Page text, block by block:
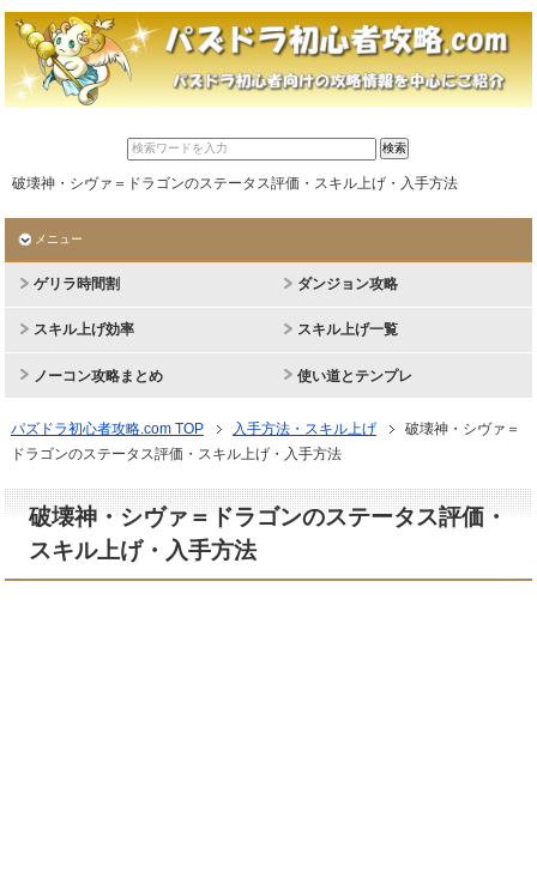
破壊神・シヴァ＝ドラゴンのステータス評価・スキル上げ・入手方法
メニュー
ゲリラ時間割 ダンジョン攻略
スキル上げ効率 スキル上げ一覧
ノーコン攻略まとめ 使い道とテンプレ
パズドラ初心者攻略.com TOP 入手方法・スキル上げ
破壊神・シヴァ＝
ドラゴンのステータス評価・スキル上げ・入手方法
破壊神・シヴァ＝ドラゴンのステータス評価・
スキル上げ・入手方法